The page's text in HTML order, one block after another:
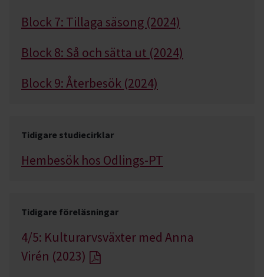
Block 7: Tillaga säsong (2024)
Block 8: Så och sätta ut (2024)
Block 9: Återbesök (2024)
Tidigare studiecirklar
Hembesök hos Odlings-PT
Tidigare föreläsningar
4/5: Kulturarvsväxter med Anna
Virén (2023)